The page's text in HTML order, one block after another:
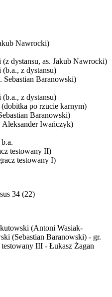
Nawrocki)
dystansu, as. Jakub Nawrocki)
z dystansu)
Sebastian Baranowski)
z dystansu)
po rzucie karnym)
Baranowski)
Iwańczyk)
testowany II)
testowany I)
34 (22)
(Antoni Wasiak-
(Sebastian Baranowski) - gr.
III - Łukasz Żagan